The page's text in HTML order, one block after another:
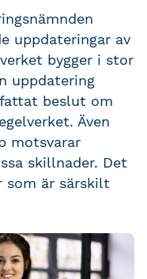
uppdateringar av
bygger i stor
uppdatering
beslut om
Även
motsvarar
skillnader. Det
är särskilt